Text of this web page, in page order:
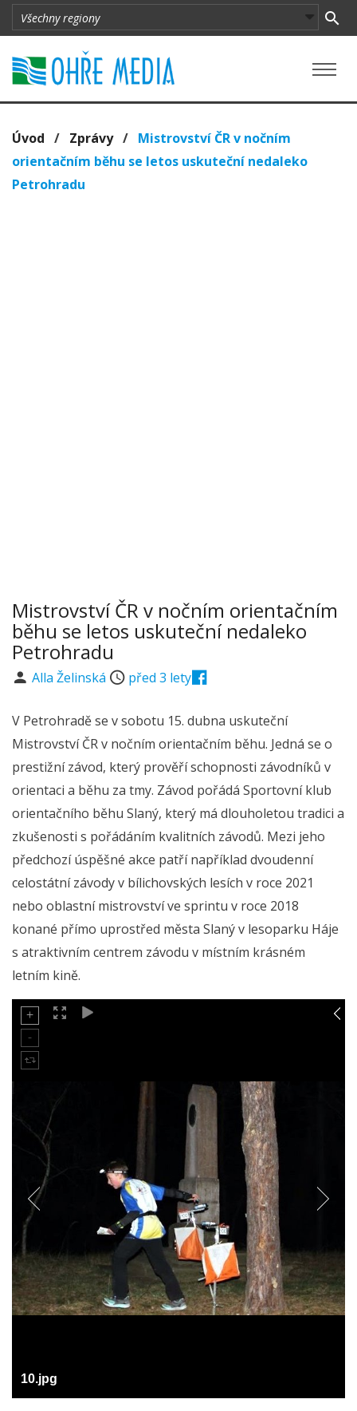
Úvod / Zprávy/ Mistrovství ČR v nočním
orientačním běhu se letos uskuteční nedaleko
Petrohradu
Mistrovství ČR v nočním orientačním
běhu se letos uskuteční nedaleko
Petrohradu
Alla Želinská před 3 lety
V Petrohradě se v sobotu 15. dubna uskuteční
Mistrovství ČR v nočním orientačním běhu. Jedná se o
prestižní závod, který prověří schopnosti závodníků v
orientaci a běhu za tmy. Závod pořádá Sportovní klub
orientačního běhu Slaný, který má dlouholetou tradici a
zkušenosti s pořádáním kvalitních závodů. Mezi jeho
předchozí úspěšné akce patří například dvoudenní
celostátní závody v bílichovských lesích v roce 2021
nebo oblastní mistrovství ve sprintu v roce 2018
konané přímo uprostřed města Slaný v lesoparku Háje
s atraktivním centrem závodu v místním krásném
letním kině.
10.jpg